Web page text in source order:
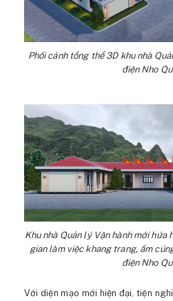
Phối cảnh tổng thể 3D khu nhà
điện Nho
Khu nhà Quản lý Vận hành mới hứa
gian làm việc khang trang, ấm
điện Nho
Với diện mạo mới hiện đại, tiện